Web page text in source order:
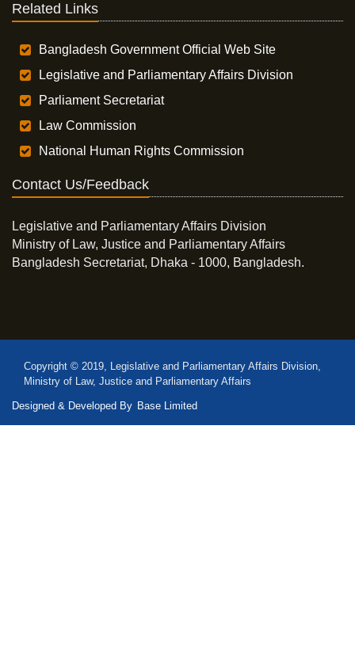
Related Links
Bangladesh Government Official Web Site
Legislative and Parliamentary Affairs Division
Parliament Secretariat
Law Commission
National Human Rights Commission
Contact Us/Feedback
Legislative and Parliamentary Affairs Division
Ministry of Law, Justice and Parliamentary Affairs
Bangladesh Secretariat, Dhaka - 1000, Bangladesh.
Copyright © 2019, Legislative and Parliamentary Affairs Division,
Ministry of Law, Justice and Parliamentary Affairs
Designed & Developed By Base Limited